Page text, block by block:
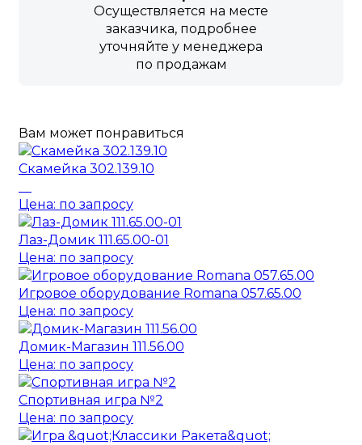
Осуществляется на месте
заказчика, подробнее
уточняйте у менеджера
по продажам
Вам может понравиться
Скамейка 302.139.10
Цена: по запросу
Лаз-Домик 111.65.00-01
Цена: по запросу
Игровое оборудование Romana 057.65.00
Цена: по запросу
Домик-Магазин 111.56.00
Цена: по запросу
Спортивная игра №2
Цена: по запросу